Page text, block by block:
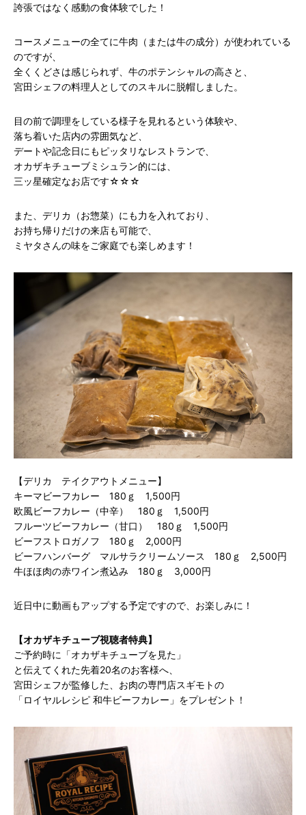
誇張ではなく感動の食体験でした！
コースメニューの全てに牛肉（または牛の成分）が使われている
のですが、
全くくどさは感じられず、牛のポテンシャルの高さと、
宮田シェフの料理人としてのスキルに脱帽しました。
目の前で調理をしている様子を見れるという体験や、
落ち着いた店内の雰囲気など、
デートや記念日にもピッタリなレストランで、
オカザキチューブミシュラン的には、
三ッ星確定なお店です☆☆☆
また、デリカ（お惣菜）にも力を入れており、
お持ち帰りだけの来店も可能で、
ミヤタさんの味をご家庭でも楽しめます！
【デリカ テイクアウトメニュー】
キーマビーフカレー 180ｇ 1,500円
欧風ビーフカレー（中辛） 180ｇ 1,500円
フルーツビーフカレー（甘口） 180ｇ 1,500円
ビーフストロガノフ 180ｇ 2,000円
ビーフハンバーグ マルサラクリームソース 180ｇ 2,500円
牛ほほ肉の赤ワイン煮込み 180ｇ 3,000円
近日中に動画もアップする予定ですので、お楽しみに！
【オカザキチューブ視聴者特典】
ご予約時に「オカザキチューブを見た」
と伝えてくれた先着20名のお客様へ、
宮田シェフが監修した、お肉の専門店スギモトの
「ロイヤルレシピ 和牛ビーフカレー」をプレゼント！